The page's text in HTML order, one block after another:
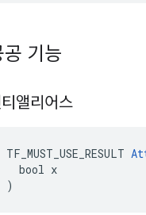
공 기능
앨리어스
TF_MUST_USE_RESULT
  bool x
)